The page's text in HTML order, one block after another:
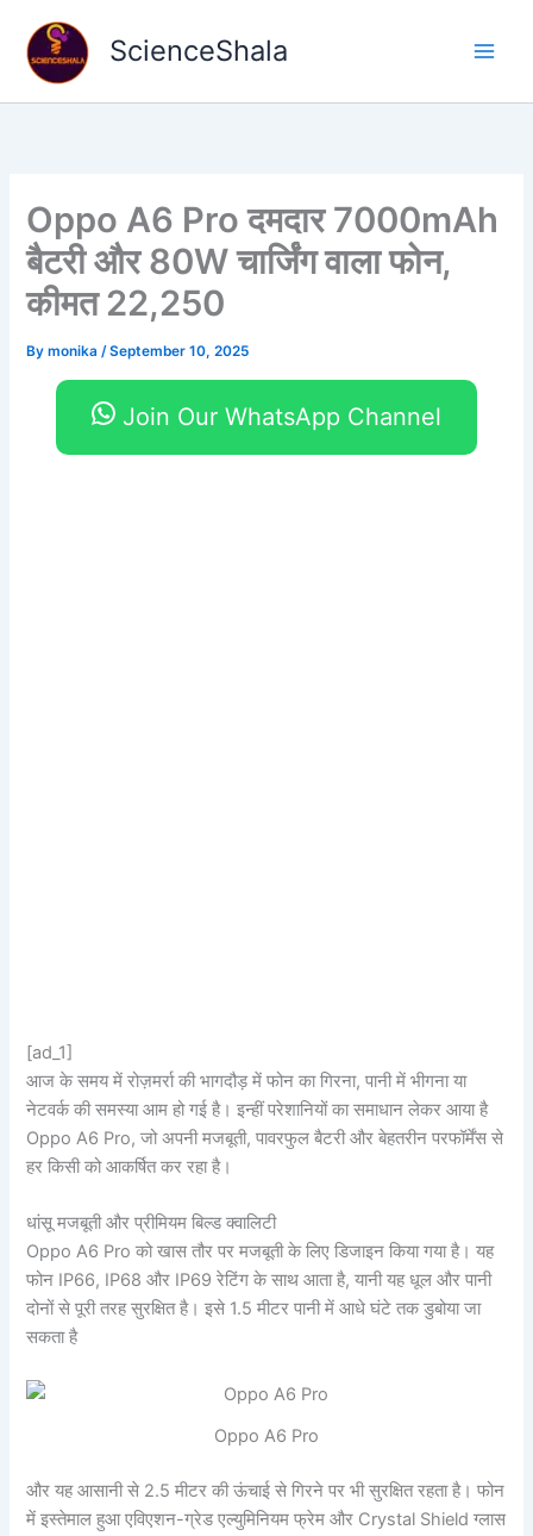
content
ScienceShala
Oppo A6 Pro दमदार 7000mAh
बैटरी और 80W चार्जिंग वाला फोन,
कीमत 22,250
Bymonika/September 10, 2025
Join Our WhatsApp Channel
[ad_1]
आज के समय में रोज़मर्रा की भागदौड़ में फोन का गिरना, पानी में भीगना या
नेटवर्क की समस्या आम हो गई है। इन्हीं परेशानियों का समाधान लेकर आया है
Oppo A6 Pro, जो अपनी मजबूती, पावरफुल बैटरी और बेहतरीन परफॉर्मेंस से
हर किसी को आकर्षित कर रहा है।
धांसू मजबूती और प्रीमियम बिल्ड क्वालिटी
Oppo A6 Pro को खास तौर पर मजबूती के लिए डिजाइन किया गया है। यह
फोन IP66, IP68 और IP69 रेटिंग के साथ आता है, यानी यह धूल और पानी
दोनों से पूरी तरह सुरक्षित है। इसे 1.5 मीटर पानी में आधे घंटे तक डुबोया जा
सकता है
Oppo A6 Pro
और यह आसानी से 2.5 मीटर की ऊंचाई से गिरने पर भी सुरक्षित रहता है। फोन
में इस्तेमाल हुआ एविएशन-ग्रेड एल्युमिनियम फ्रेम और Crystal Shield ग्लास